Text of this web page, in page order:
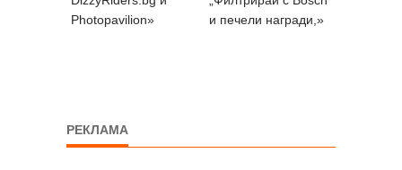
Photopavilion»
и печели награди,»
РЕКЛАМА